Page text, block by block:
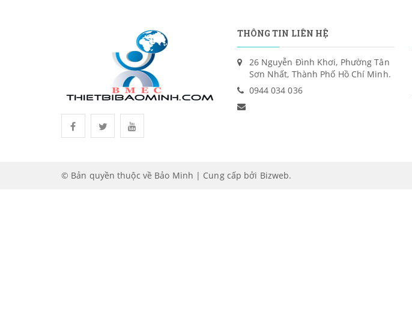
THÔNG TIN LIÊN HỆ
26 Nguyễn Đình Khơi, Phường Tân
Sơn Nhất, Thành Phố Hồ Chí Minh.
0944 034 036
© Bản quyền thuộc về Bảo Minh | Cung cấp bởi Bizweb.